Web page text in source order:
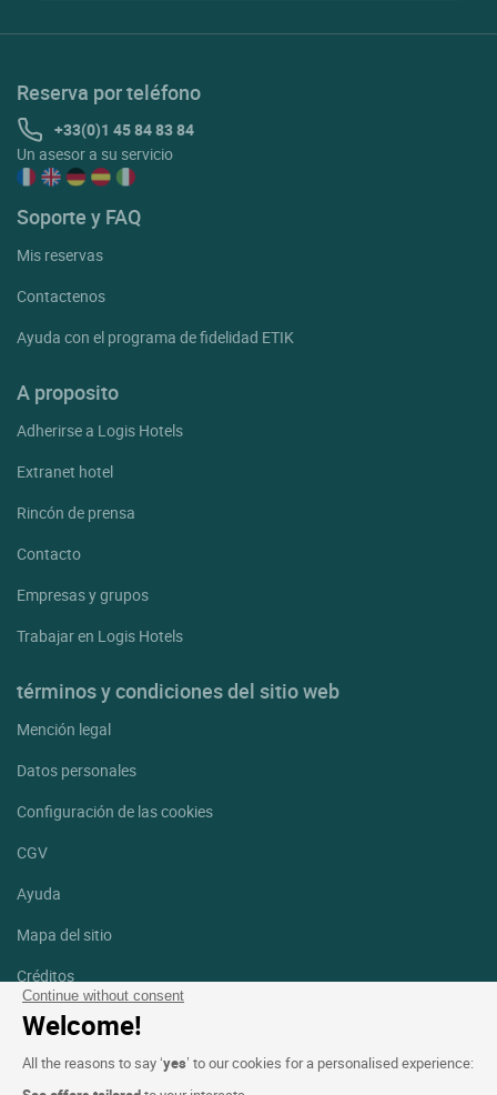
Continue without consent
Welcome!
All the reasons to say ‘yes’ to our cookies for a personalised experience:
Reserva por teléfono
+33(0)1 45 84 83 84
Un asesor a su servicio
Soporte y FAQ
Mis reservas
Contactenos
Ayuda con el programa de fidelidad ETIK
A proposito
Adherirse a Logis Hotels
Extranet hotel
Rincón de prensa
Contacto
Empresas y grupos
Trabajar en Logis Hotels
términos y condiciones del sitio web
Mención legal
Datos personales
Configuración de las cookies
CGV
Ayuda
Mapa del sitio
Créditos
fotografías
Facebook
Instagram